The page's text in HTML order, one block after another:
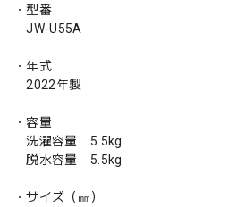
・型番
JW-U55A
・年式
2022年製
・容量
洗濯容量 5.5kg
脱水容量 5.5kg
・サイズ（㎜）